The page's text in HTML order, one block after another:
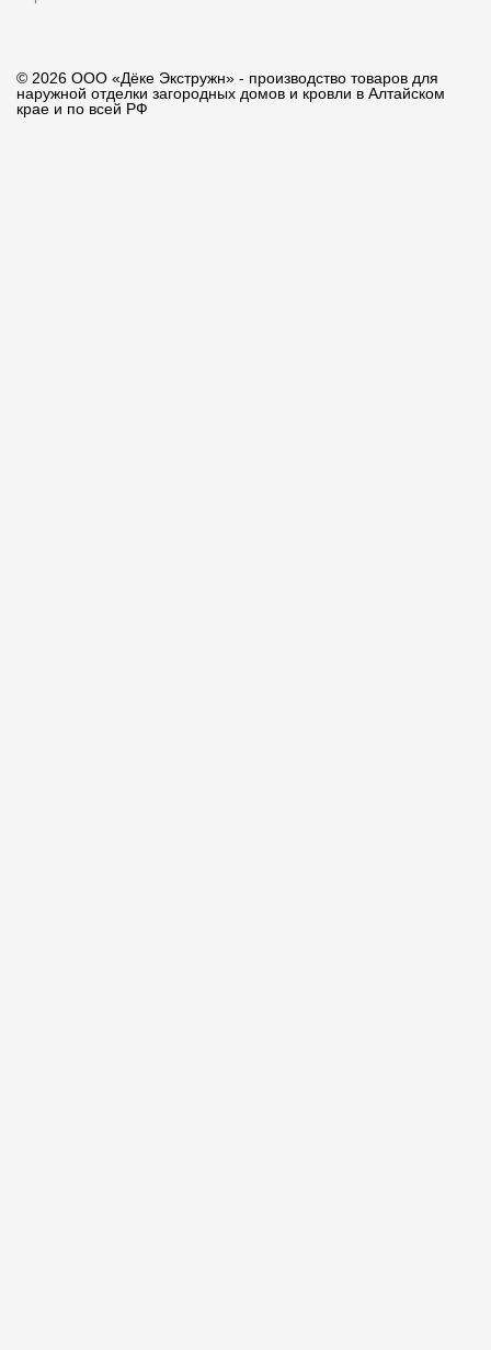
© 2026 ООО «Дёке Экстружн» - производство товаров для
наружной отделки загородных домов и кровли в Алтайском
крае и по всей РФ